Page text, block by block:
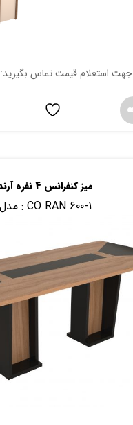
جهت استعلام قیمت تماس بگیرید: 90009393
میز کنفرانس 4 نفره آرند
مدل : CO RAN 600-1